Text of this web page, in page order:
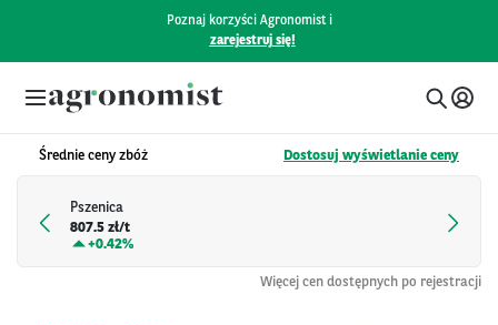
Poznaj korzyści Agronomist i
zarejestruj się!
Średnie ceny zbóż Dostosuj wyświetlanie ceny
Pszenica
807.5 zł/t
+0.42%
Więcej cen dostępnych po rejestracji